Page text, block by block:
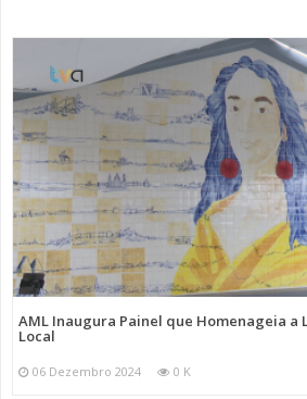
AML Inaugura Painel que Homenageia a
Local
06 Dezembro 2024 0 K